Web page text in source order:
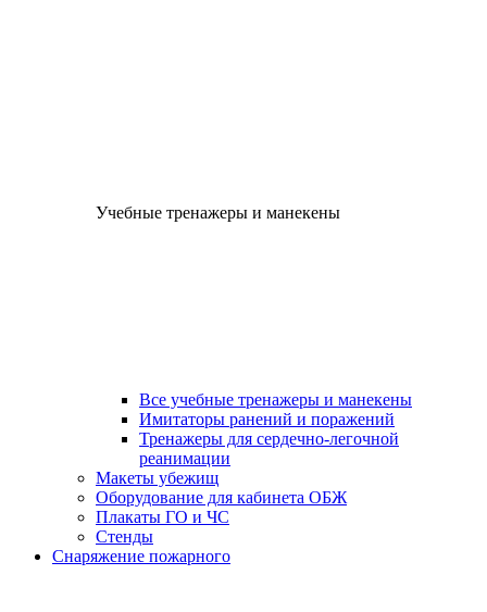
Учебные тренажеры и манекены
Все учебные тренажеры и манекены
Имитаторы ранений и поражений
Тренажеры для сердечно-легочной
реанимации
Макеты убежищ
Оборудование для кабинета ОБЖ
Плакаты ГО и ЧС
Стенды
Снаряжение пожарного